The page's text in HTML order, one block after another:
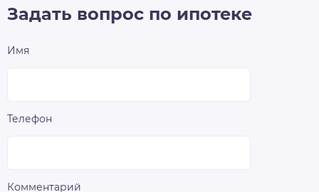
Задать вопрос по ипотеке
Имя
Телефон
Комментарий